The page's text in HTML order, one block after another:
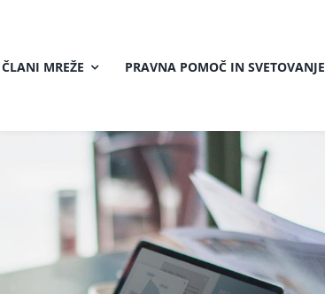
ČLANI MREŽE PRAVNA POMOČ IN SVETOVANJE